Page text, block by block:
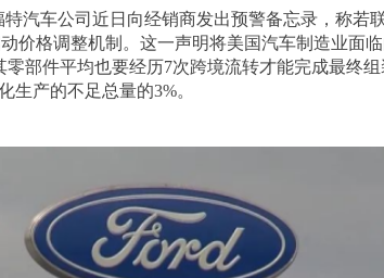
汽车公司近日向经销商发出预警备忘录，称若
价格调整机制。这一声明将美国汽车制造业面
部件平均也要经历7次跨境流转才能完成最终组
生产的不足总量的3%。